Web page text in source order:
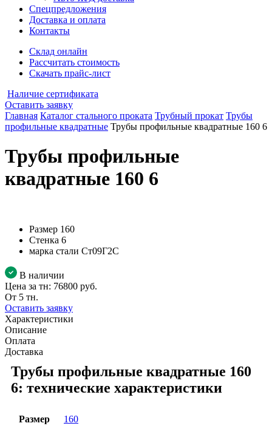
Спецпредложения
Доставка и оплата
Контакты
Склад онлайн
Рассчитать стоимость
Скачать прайс-лист
Наличие сертификата
Оставить заявку
Главная Каталог стального проката Трубный прокат Трубы
профильные квадратные Трубы профильные квадратные 160 6
Трубы профильные
квадратные 160 6
Размер 160
Стенка 6
марка стали Ст09Г2С
В наличии
Цена за тн: 76800 руб.
От 5 тн.
Оставить заявку
Характеристики
Описание
Оплата
Доставка
Трубы профильные квадратные 160
6: технические характеристики
Размер 160